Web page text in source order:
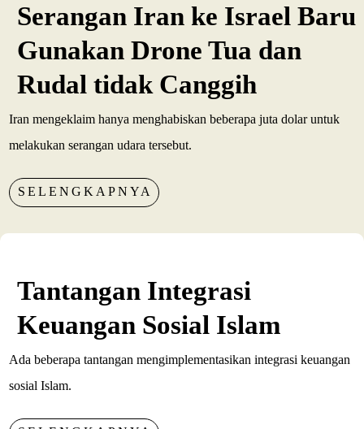
Serangan Iran ke Israel Baru
Gunakan Drone Tua dan
Rudal tidak Canggih
Iran mengeklaim hanya menghabiskan beberapa juta dolar untuk
melakukan serangan udara tersebut.
SELENGKAPNYA
Tantangan Integrasi
Keuangan Sosial Islam
Ada beberapa tantangan mengimplementasikan integrasi keuangan
sosial Islam.